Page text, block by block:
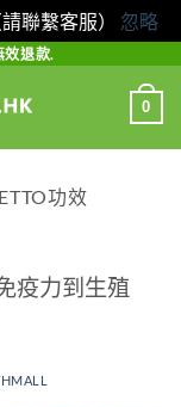
聯繫客服） 忽略
退款.
0
功效
疫力到生殖